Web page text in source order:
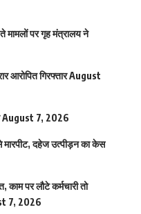
मामलों पर गृह मंत्रालय ने
आरोपित गिरफ्तारAugust
August 7, 2026
मारपीट, दहेज उत्पीड़न का केस
काम पर लौटे कर्मचारी तो
7, 2026